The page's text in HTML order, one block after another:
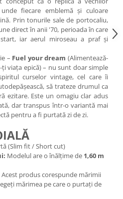
fiecare emblemă și culoare
Prin tonurile sale de portocaliu,
direct în anii '70, perioada în care
iar aerul miroseau a praf și
– Fuel your dream (Alimentează-
ți viața epică) – nu sunt doar simple
curselor vintage, cel care îi
să trateze drumul ca
ezitare. Este un omagiu clar adus
dar transpus într-o variantă mai
pentru a fi purtată zi de zi.
(Slim fit / Short cut)
Modelul are o înălțime de 1,60 m
Acest produs corespunde mărimii
mărimea pe care o purtați de